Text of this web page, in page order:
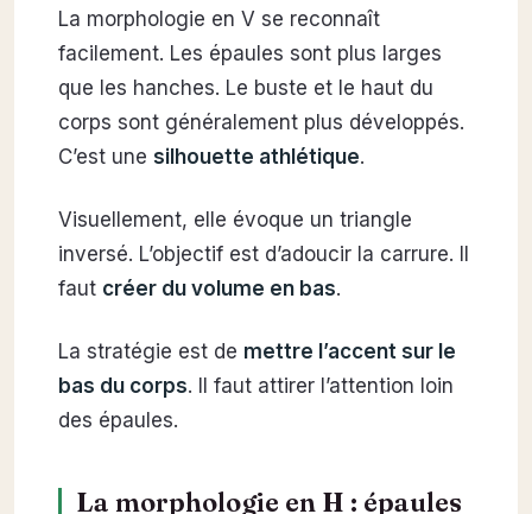
La morphologie en V se reconnaît
facilement. Les épaules sont plus larges
que les hanches. Le buste et le haut du
corps sont généralement plus développés.
C’est une silhouette athlétique.
Visuellement, elle évoque un triangle
inversé. L’objectif est d’adoucir la carrure. Il
faut créer du volume en bas.
La stratégie est de mettre l’accent sur le
bas du corps. Il faut attirer l’attention loin
des épaules.
La morphologie en H : épaules